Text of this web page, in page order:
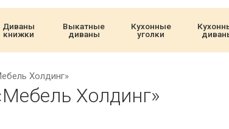
Диваны
книжки
Выкатные
диваны
Кухонные
уголки
Холдинг»
Холдинг»